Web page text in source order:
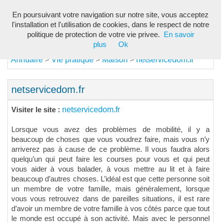
Annuaire > Vie pratique > Maison > netservicedom.fr
netservicedom.fr
Visiter le site : netservicedom.fr
Lorsque vous avez des problèmes de mobilité, il y a
beaucoup de choses que vous voudrez faire, mais vous n’y
arriverez pas à cause de ce problème. Il vous faudra alors
quelqu’un qui peut faire les courses pour vous et qui peut
vous aider à vous balader, à vous mettre au lit et à faire
beaucoup d’autres choses. L’idéal est que cette personne soit
un membre de votre famille, mais généralement, lorsque
vous vous retrouvez dans de pareilles situations, il est rare
d’avoir un membre de votre famille à vos côtés parce que tout
le monde est occupé à son activité. Mais avec le personnel
En poursuivant votre navigation sur notre site, vous acceptez
l'installation et l'utilisation de cookies, dans le respect de notre
politique de protection de votre vie privee.
En savoir
plus
Ok